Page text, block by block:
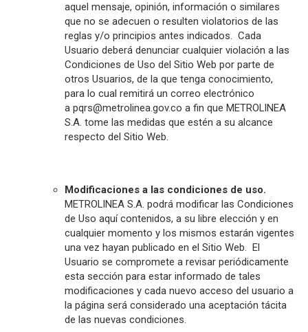
aquel mensaje, opinión, información o similares
que no se adecuen o resulten violatorios de las
reglas y/o principios antes indicados. Cada
Usuario deberá denunciar cualquier violación a las
Condiciones de Uso del Sitio Web por parte de
otros Usuarios, de la que tenga conocimiento,
para lo cual remitirá un correo electrónico
apqrs@metrolinea.gov.co a fin que METROLINEA
S.A. tome las medidas que estén a su alcance
respecto del Sitio Web.
Modificaciones a las condiciones de uso.
METROLINEA S.A. podrá modificar las Condiciones
de Uso aquí contenidos, a su libre elección y en
cualquier momento y los mismos estarán vigentes
una vez hayan publicado en el Sitio Web. El
Usuario se compromete a revisar periódicamente
esta sección para estar informado de tales
modificaciones y cada nuevo acceso del usuario a
la página será considerado una aceptación tácita
de las nuevas condiciones.